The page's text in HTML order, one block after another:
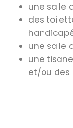
une salle
des
une salle
une
et/ou des